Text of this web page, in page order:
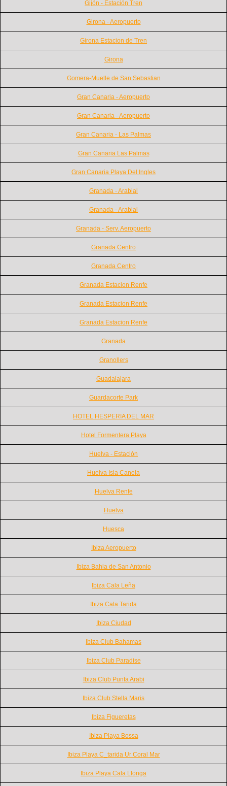
Gijón - Estación Tren
Girona - Aeropuerto
Girona Estacion de Tren
Girona
Gomera-Muelle de San Sebastian
Gran Canaria - Aeropuerto
Gran Canaria - Aeropuerto
Gran Canaria - Las Palmas
Gran Canaria Las Palmas
Gran Canaria Playa Del Ingles
Granada - Arabial
Granada - Arabial
Granada - Serv. Aeropuerto
Granada Centro
Granada Centro
Granada Estacion Renfe
Granada Estacion Renfe
Granada Estacion Renfe
Granada
Granollers
Guadalajara
Guardacorte Park
HOTEL HESPERIA DEL MAR
Hotel Formentera Playa
Huelva - Estación
Huelva Isla Canela
Huelva Renfe
Huelva
Huesca
Ibiza Aeropuerto
Ibiza Bahia de San Antonio
Ibiza Cala Leña
Ibiza Cala Tarida
Ibiza Ciudad
Ibiza Club Bahamas
Ibiza Club Paradise
Ibiza Club Punta Arabi
Ibiza Club Stella Maris
Ibiza Figueretas
Ibiza Playa Bossa
Ibiza Playa C_tarida Ur Coral Mar
Ibiza Playa Cala Llonga